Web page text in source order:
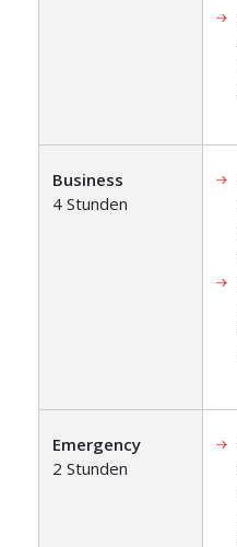
Business
4 Stunden
Emergency
2 Stunden